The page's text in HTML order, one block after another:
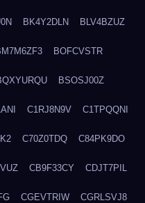
BK4Y2DLN BLV4BZUZ
BOFCVSTR
BSOSJ00Z
C1RJ8N9V C1TPQQNI
C70Z0TDQ C84PK9DO
CB9F33CY CDJT7PIL
CGEVTRIW CGRLSVJ8